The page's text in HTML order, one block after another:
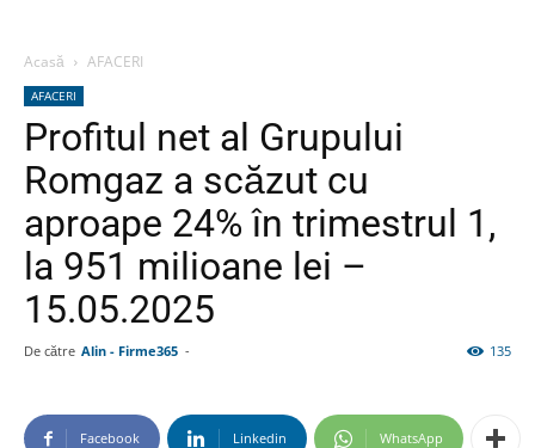
Acasă AFACERI
AFACERI
Profitul net al Grupului
Romgaz a scăzut cu
aproape 24% în trimestrul 1,
la 951 milioane lei –
15.05.2025
De către Alin - Firme365 - 135
Facebook Linkedin WhatsApp